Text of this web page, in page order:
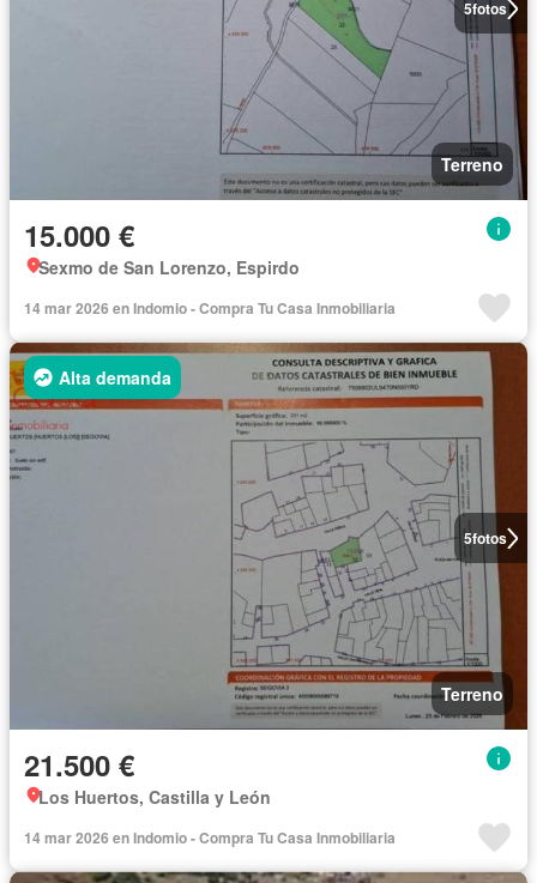
5fotos
Terreno
15.000 €
Sexmo de San Lorenzo, Espirdo
14 mar 2026 en Indomio - Compra Tu Casa Inmobiliaria
5fotos
Alta demanda
Terreno
21.500 €
Los Huertos, Castilla y León
14 mar 2026 en Indomio - Compra Tu Casa Inmobiliaria